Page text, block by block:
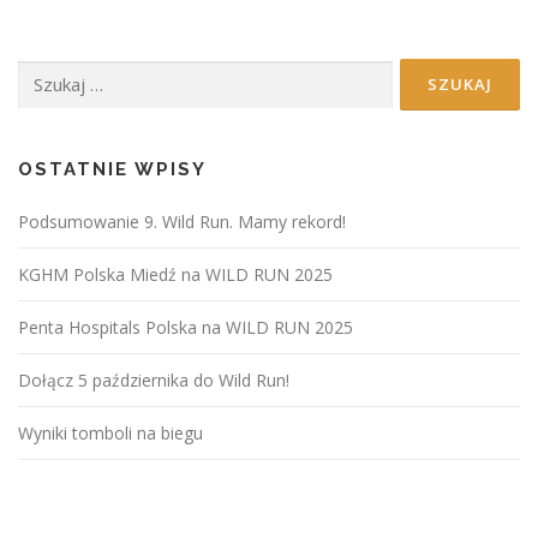
OSTATNIE WPISY
Podsumowanie 9. Wild Run. Mamy rekord!
KGHM Polska Miedź na WILD RUN 2025
Penta Hospitals Polska na WILD RUN 2025
Dołącz 5 października do Wild Run!
Wyniki tomboli na biegu